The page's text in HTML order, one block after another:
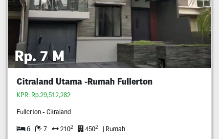
Rp. 7 M
Citraland Utama -Rumah Fullerton
KPR: Rp.29,512,282
Fullerton - Citraland
6 7 2102 4502 | Rumah